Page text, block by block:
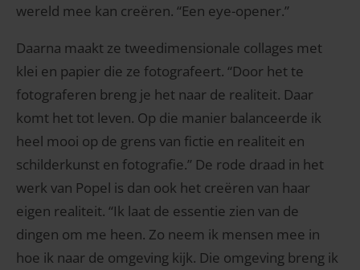
wereld mee kan creëren. “Een eye-opener.”
Daarna maakt ze tweedimensionale collages met
klei en papier die ze fotografeert. “Door het te
fotograferen breng je het naar de realiteit. Daar
komt het tot leven. Op die manier balanceerde ik
heel mooi op de grens van fictie en realiteit en
schilderkunst en fotografie.” De rode draad in het
werk van Popel is dan ook het creëren van haar
eigen realiteit. “Ik laat de essentie zien van de
dingen om me heen. Zo neem ik mensen mee in
hoe ik naar de omgeving kijk. Die omgeving breng ik